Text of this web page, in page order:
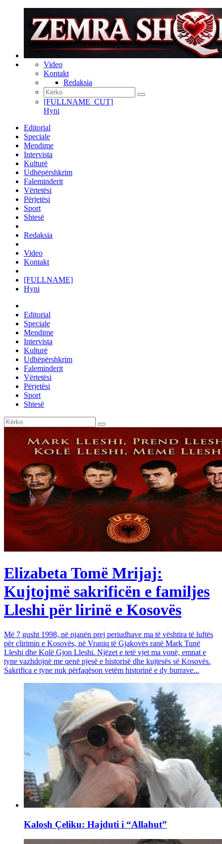
Video
Kontakt
Redaksia
[FULLNAME_CUT]
Hyni
Editorial
Speciale
Mendime
Intervista
Kulturë
Udhëpërshkrim
Faleminderit
Vërtetësi
Përjetësi
Sport
Shtesë
Redaksia
Video
Kontakt
[FULLNAME]
Hyni
Editorial
Speciale
Mendime
Intervista
Kulturë
Udhëpërshkrim
Faleminderit
Vërtetësi
Përjetësi
Sport
Shtesë
Elizabeta Tomë Mrijaj:
Kujtojmë sakrificën e familjes
Lleshi për lirinë e Kosovës
Më 7 gusht 1998, në njanën prej periudhave ma të vështira të luftës
për çlirimin e Kosovës, në Vraniq të Gjakovës ranë Mark Tunë
Lleshi dhe Kolë Gjon Lleshi. Njëzet e tetë vjet ma vonë, emnat e
tyne vazhdojnë me qenë pjesë e historisë dhe kujtesës së Kosovës.
Sakrifica e tyne nuk përfaqëson vetëm historinë e dy burrave...
Kalosh Çeliku: Hajduti i “Allahut”